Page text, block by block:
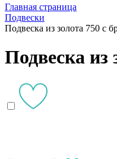
Главная страница
Подвески
Подвеска из золота 750 с
Подвеска из